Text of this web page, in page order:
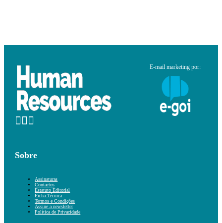
E-mail marketing por:
Sobre
Assinaturas
Contactos
Estatuto Editorial
Ficha Técnica
Termos e Condições
Assine a newsletter
Política de Privacidade